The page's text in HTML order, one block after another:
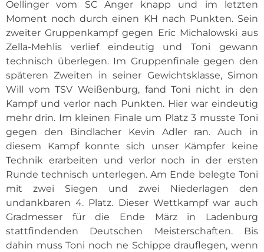
Oellinger vom SC Anger knapp und im letzten
Moment noch durch einen KH nach Punkten. Sein
zweiter Gruppenkampf gegen Eric Michalowski aus
Zella-Mehlis verlief eindeutig und Toni gewann
technisch überlegen. Im Gruppenfinale gegen den
späteren Zweiten in seiner Gewichtsklasse, Simon
Will vom TSV Weißenburg, fand Toni nicht in den
Kampf und verlor nach Punkten. Hier war eindeutig
mehr drin. Im kleinen Finale um Platz 3 musste Toni
gegen den Bindlacher Kevin Adler ran. Auch in
diesem Kampf konnte sich unser Kämpfer keine
Technik erarbeiten und verlor noch in der ersten
Runde technisch unterlegen. Am Ende belegte Toni
mit zwei Siegen und zwei Niederlagen den
undankbaren 4. Platz. Dieser Wettkampf war auch
Gradmesser für die Ende März in Ladenburg
stattfindenden Deutschen Meisterschaften. Bis
dahin muss Toni noch ne Schippe drauflegen, wenn